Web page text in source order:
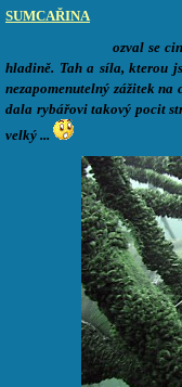
SUMCAŘINA
ozval se
hladině. Tah a síla, kterou
nezapomenutelný zážitek
dala rybářovi takový pocit
velký ...